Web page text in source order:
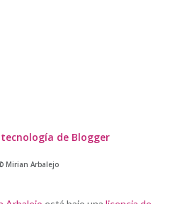
para el oyente ecléctico y el
el jazz no lo hacen). Muchos méritos
puedo dejar de mencionar
de Blogger
Mirian Arbalejo